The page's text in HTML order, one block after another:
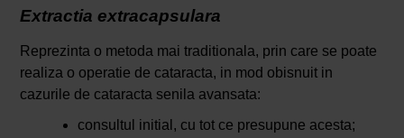
Extractia extracapsulara
Reprezinta o metoda mai traditionala, prin care se poate
realiza o operatie de cataracta, in mod obisnuit in
cazurile de cataracta senila avansata:
consultul initial, cu tot ce presupune acesta;